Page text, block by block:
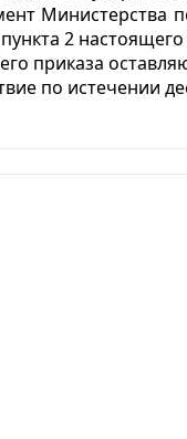
Министерства
2 настоящего
приказа
по истечении